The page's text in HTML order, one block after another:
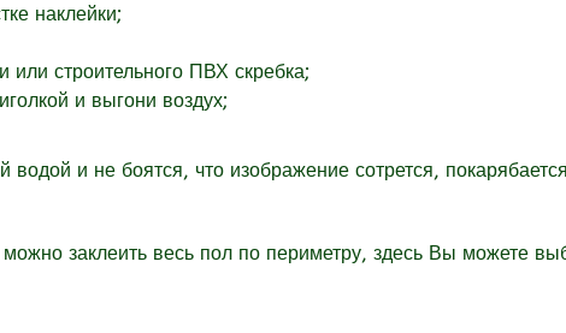
наклейки;
строительного ПВХ скребка;
и выгони воздух;
и не боятся, что изображение сотрется,
заклеить весь пол по периметру, здесь Вы можете